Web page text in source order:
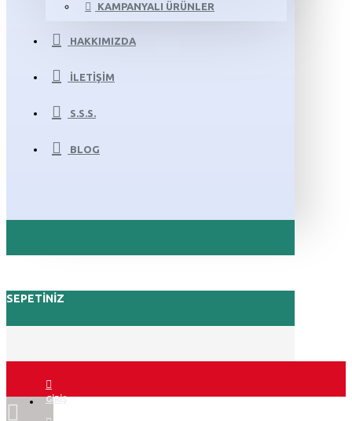
KAMPANYALI ÜRÜNLER
HAKKIMIZDA
İLETIŞIM
S.S.S.
BLOG
SEPETINIZ
GIRIŞ